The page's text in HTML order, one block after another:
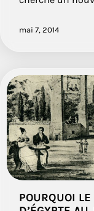
mai 7, 2014
POURQUOI